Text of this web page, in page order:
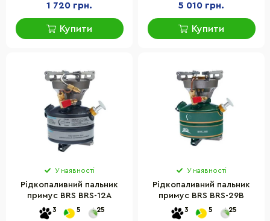
1 720 грн.
Купити
5 010 грн.
Купити
У наявності
Рідкопаливний пальник
примус BRS BRS-12A
3 5 25
У наявності
Рідкопаливний пальник
примус BRS BRS-29B
3 5 25